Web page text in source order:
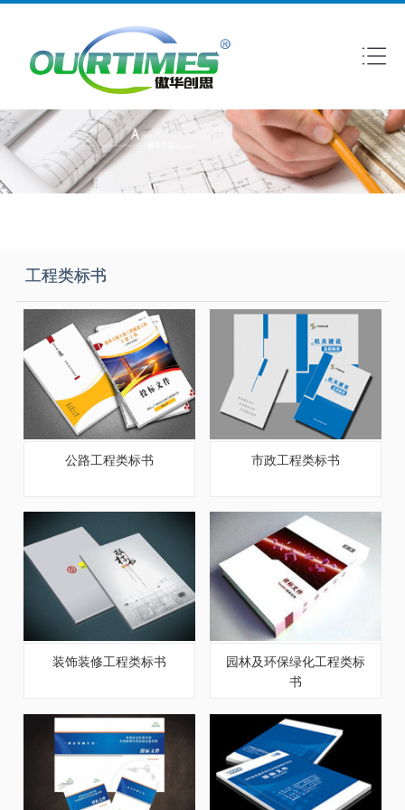
工程类标书
公路工程类标书 市政工程类标书
装饰装修工程类标书
园林及环保绿化工程类标
书